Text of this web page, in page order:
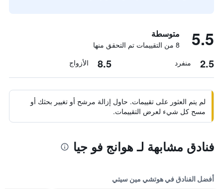
5.5 متوسطة
8 من التقييمات تم التحقق منها
2.5 منفرد 8.5 الأزواج
لم يتم العثور على تقييمات. حاول إزالة مرشح أو تغيير بحثك أو
مسح كل شيء لعرض التقييمات.
فنادق مشابهة لـ هوانج فو جيا
أفضل الفنادق في هوتشي مين سيتي